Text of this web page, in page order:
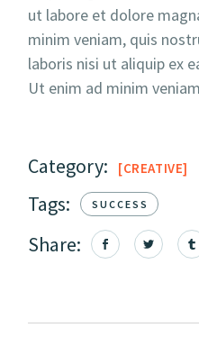
ut labore et dolore
minim veniam, quis
laboris nisi ut aliquip ex
Ut enim ad minim
Category: CREATIVE
Tags: SUCCESS
Share: